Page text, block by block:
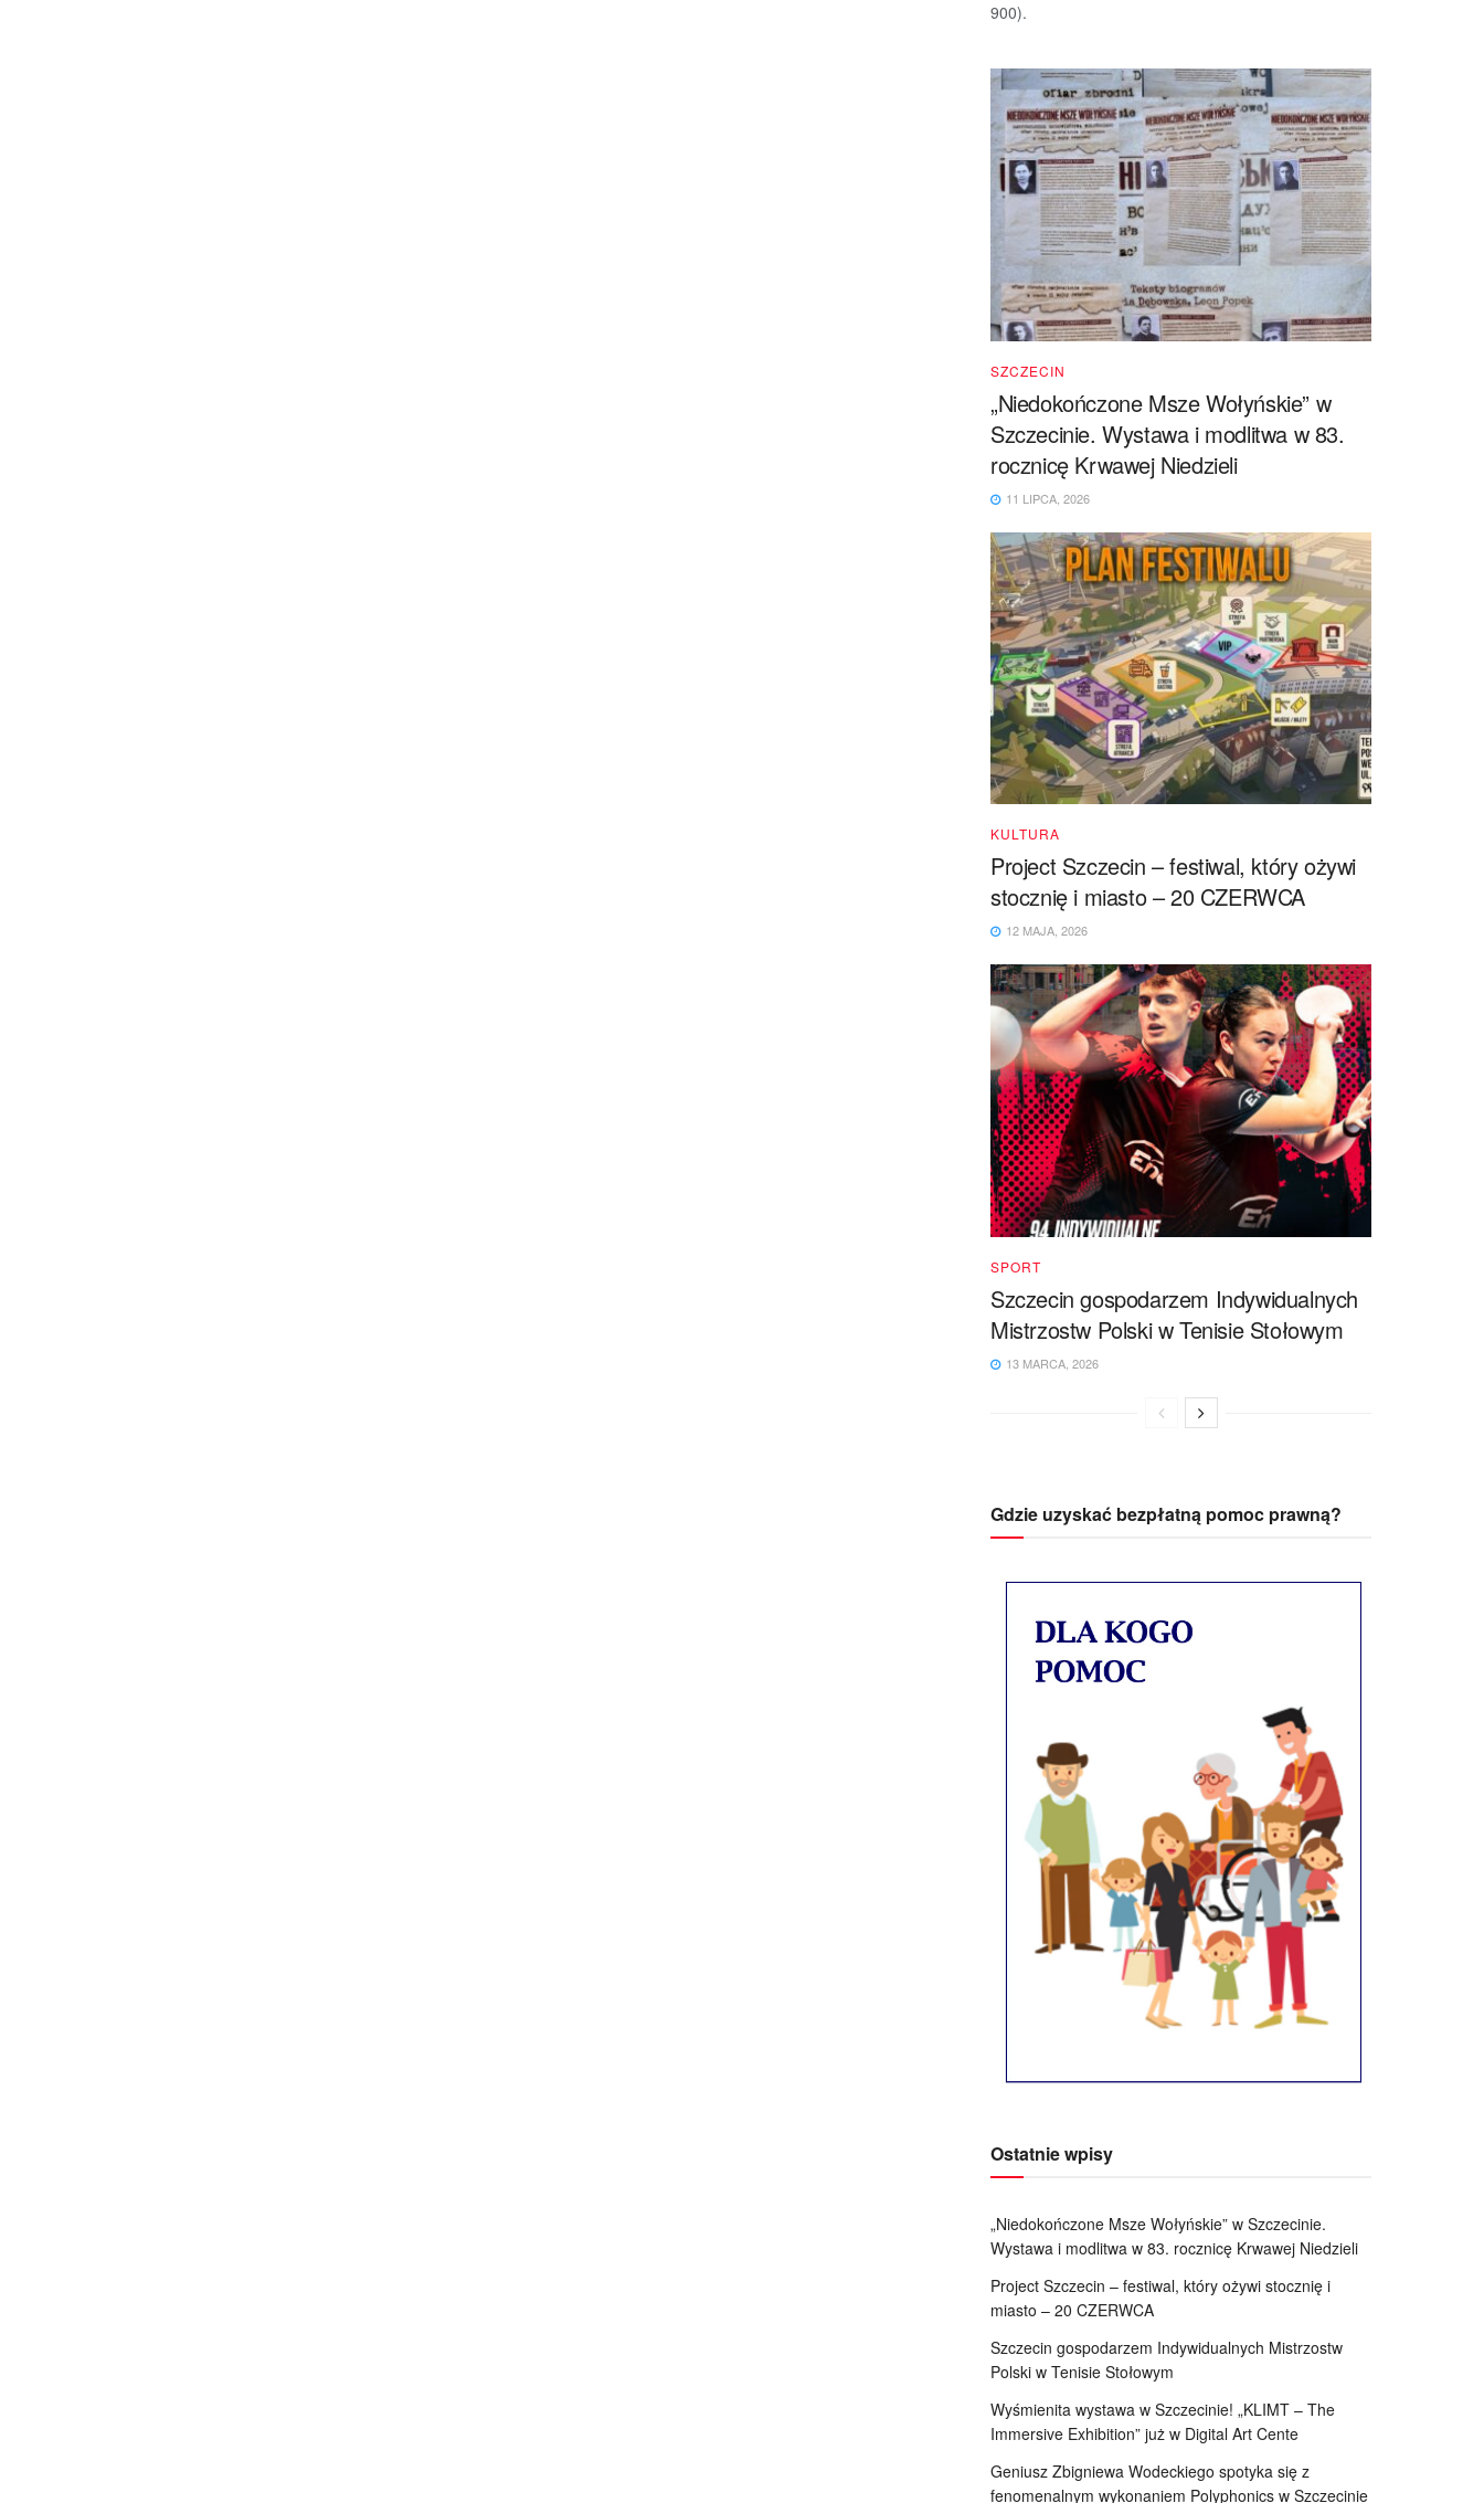
900).
SZCZECIN
„Niedokończone Msze Wołyńskie” w
Szczecinie. Wystawa i modlitwa w 83.
rocznicę Krwawej Niedzieli
11 LIPCA, 2026
KULTURA
Project Szczecin – festiwal, który ożywi
stocznię i miasto – 20 CZERWCA
12 MAJA, 2026
SPORT
Szczecin gospodarzem Indywidualnych
Mistrzostw Polski w Tenisie Stołowym
13 MARCA, 2026
Gdzie uzyskać bezpłatną pomoc prawną?
Ostatnie wpisy
„Niedokończone Msze Wołyńskie” w Szczecinie.
Wystawa i modlitwa w 83. rocznicę Krwawej Niedzieli
Project Szczecin – festiwal, który ożywi stocznię i
miasto – 20 CZERWCA
Szczecin gospodarzem Indywidualnych Mistrzostw
Polski w Tenisie Stołowym
Wyśmienita wystawa w Szczecinie! „KLIMT – The
Immersive Exhibition” już w Digital Art Cente
Geniusz Zbigniewa Wodeckiego spotyka się z
fenomenalnym wykonaniem Polyphonics w Szczecinie